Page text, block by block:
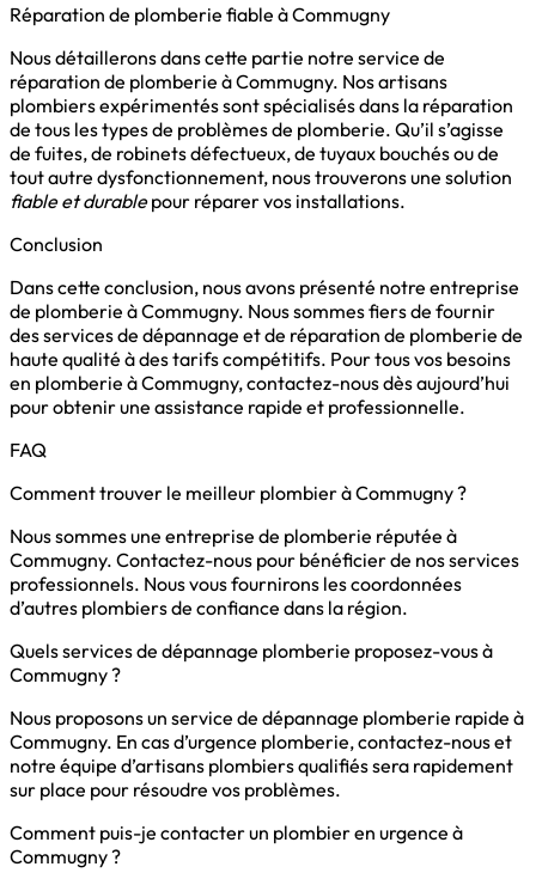
Réparation de plomberie fiable à Commugny
Nous détaillerons dans cette partie notre service de
réparation de plomberie à Commugny. Nos artisans
plombiers expérimentés sont spécialisés dans la réparation
de tous les types de problèmes de plomberie. Qu’il s’agisse
de fuites, de robinets défectueux, de tuyaux bouchés ou de
tout autre dysfonctionnement, nous trouverons une solution
fiable et durablepour réparer vos installations.
Conclusion
Dans cette conclusion, nous avons présenté notre entreprise
de plomberie à Commugny. Nous sommes fiers de fournir
des services de dépannage et de réparation de plomberie de
haute qualité à des tarifs compétitifs. Pour tous vos besoins
en plomberie à Commugny, contactez-nous dès aujourd’hui
pour obtenir une assistance rapide et professionnelle.
FAQ
Comment trouver le meilleur plombier à Commugny ?
Nous sommes une entreprise de plomberie réputée à
Commugny. Contactez-nous pour bénéficier de nos services
professionnels. Nous vous fournirons les coordonnées
d’autres plombiers de confiance dans la région.
Quels services de dépannage plomberie proposez-vous à
Commugny ?
Nous proposons un service de dépannage plomberie rapide à
Commugny. En cas d’urgence plomberie, contactez-nous et
notre équipe d’artisans plombiers qualifiés sera rapidement
sur place pour résoudre vos problèmes.
Comment puis-je contacter un plombier en urgence à
Commugny ?